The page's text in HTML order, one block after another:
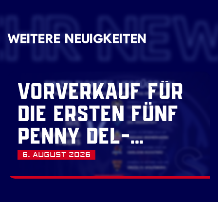
WEITERE NEUIGKEITEN
VORVERKAUF FÜR
DIE ERSTEN FÜNF
PENNY DEL-
HEIMSPIELE
GESTARTET
6. AUGUST 2026